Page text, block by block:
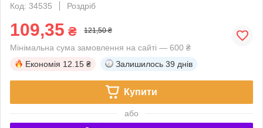
Код: 34535
Роздріб
109,35 ₴ 121,50 ₴
Мінімальна сума замовлення на сайті — 600 ₴
Економія 12.15 ₴ Залишилось 39 днів
Купити
або